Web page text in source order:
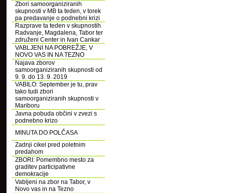
Zbori samoorganiziranih
skupnosti v MB ta teden, v torek
pa predavanje o podnebni krizi
Razprave ta teden v skupnostih
Radvanje, Magdalena, Tabor ter
združeni Center in Ivan Cankar
VABLJENI NA POBREŽJE, V
NOVO VAS IN NA TEZNO
Najava zborov
samoorganiziranih skupnosti od
9. 9. do 13. 9. 2019
VABILO: September je tu, prav
tako tudi zbori
samoorganiziranih skupnosti v
Mariboru
Javna pobuda občini v zvezi s
podnebno krizo
MINUTA DO POLČASA
Zadnji cikel pred poletnim
predahom
ZBORI: Pomembno mesto za
graditev participativne
demokracije
Vabljeni na zbor na Tabor, v
Novo vas in na Tezno